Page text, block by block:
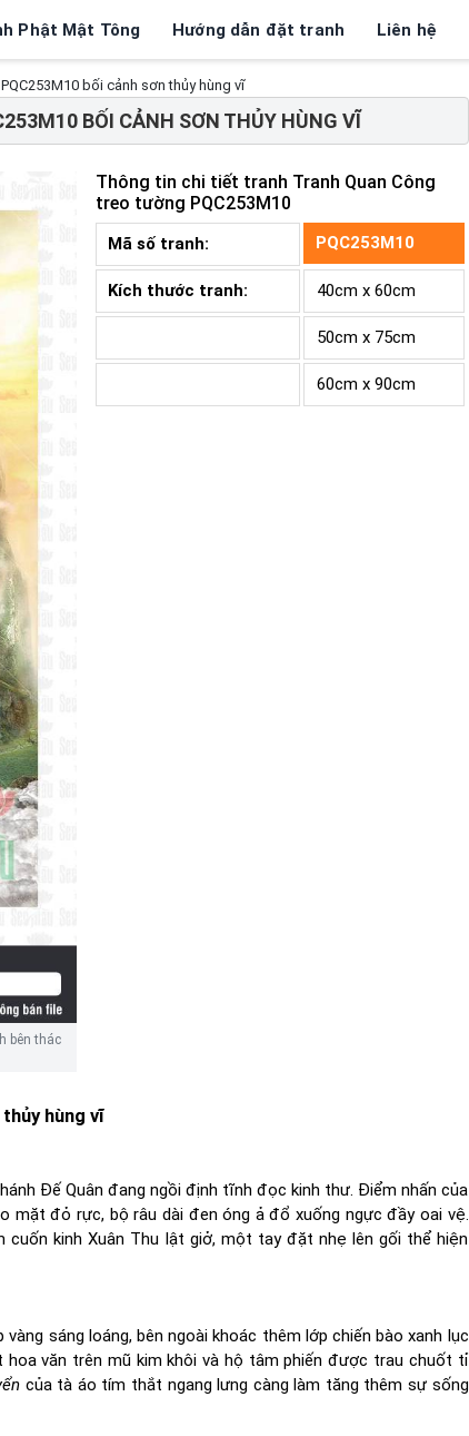
Phật Mật Tông Hướng dẫn đặt tranh Liên hệ
bối cảnh sơn thủy hùng vĩ
BỐI CẢNH SƠN THỦY HÙNG VĨ
bên thác
Thông tin chi tiết tranh Tranh Quan Công
treo tường PQC253M10
Mã số tranh: PQC253M10
Kích thước tranh: 40cm x 60cm
50cm x 75cm
60cm x 90cm
hùng vĩ
Đế Quân đang ngồi định tĩnh đọc kinh thư. Điểm nhấn của
mặt đỏ rực, bộ râu dài đen óng ả đổ xuống ngực đầy oai vệ.
kinh Xuân Thu lật giở, một tay đặt nhẹ lên gối thể hiện
sáng loáng, bên ngoài khoác thêm lớp chiến bào xanh lục
hoa văn trên mũ kim khôi và hộ tâm phiến được trau chuốt tỉ
của tà áo tím thắt ngang lưng càng làm tăng thêm sự sống